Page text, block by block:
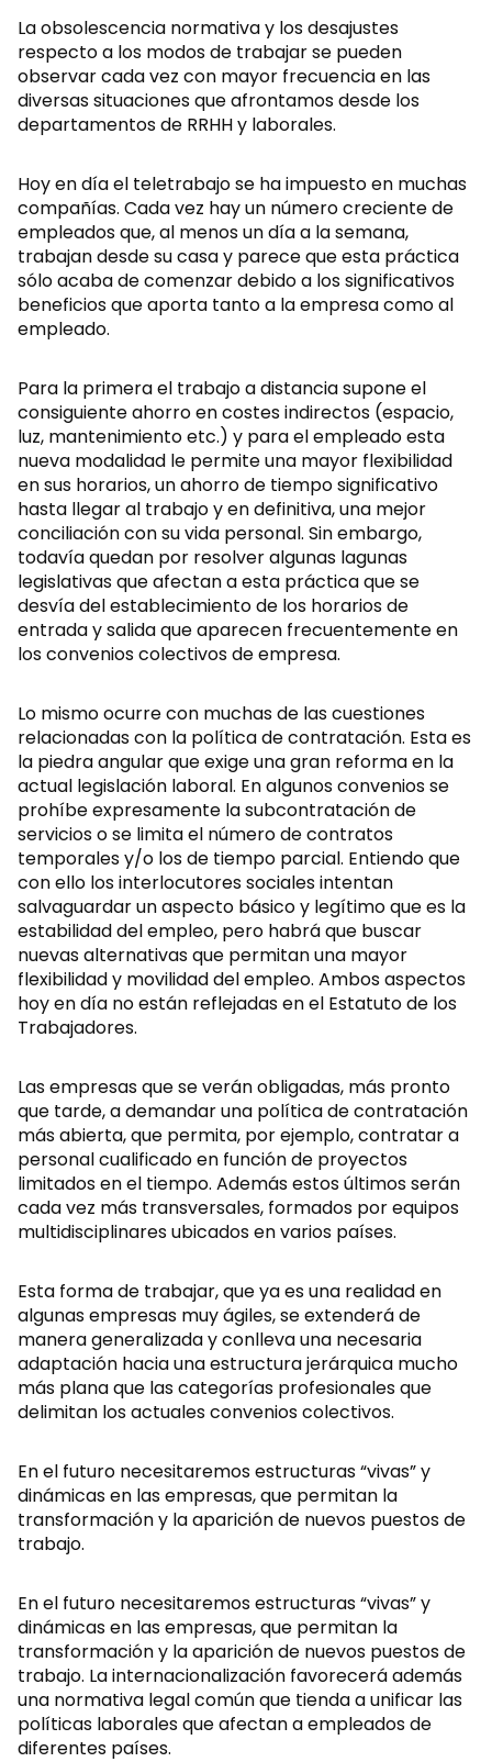
La obsolescencia normativa y los desajustes
respecto a los modos de trabajar se pueden
observar cada vez con mayor frecuencia en las
diversas situaciones que afrontamos desde los
departamentos de RRHH y laborales.
Hoy en día el teletrabajo se ha impuesto en muchas
compañías. Cada vez hay un número creciente de
empleados que, al menos un día a la semana,
trabajan desde su casa y parece que esta práctica
sólo acaba de comenzar debido a los significativos
beneficios que aporta tanto a la empresa como al
empleado.
Para la primera el trabajo a distancia supone el
consiguiente ahorro en costes indirectos (espacio,
luz, mantenimiento etc.) y para el empleado esta
nueva modalidad le permite una mayor flexibilidad
en sus horarios, un ahorro de tiempo significativo
hasta llegar al trabajo y en definitiva, una mejor
conciliación con su vida personal. Sin embargo,
todavía quedan por resolver algunas lagunas
legislativas que afectan a esta práctica que se
desvía del establecimiento de los horarios de
entrada y salida que aparecen frecuentemente en
los convenios colectivos de empresa.
Lo mismo ocurre con muchas de las cuestiones
relacionadas con la política de contratación. Esta es
la piedra angular que exige una gran reforma en la
actual legislación laboral. En algunos convenios se
prohíbe expresamente la subcontratación de
servicios o se limita el número de contratos
temporales y/o los de tiempo parcial. Entiendo que
con ello los interlocutores sociales intentan
salvaguardar un aspecto básico y legítimo que es la
estabilidad del empleo, pero habrá que buscar
nuevas alternativas que permitan una mayor
flexibilidad y movilidad del empleo. Ambos aspectos
hoy en día no están reflejadas en el Estatuto de los
Trabajadores.
Las empresas que se verán obligadas, más pronto
que tarde, a demandar una política de contratación
más abierta, que permita, por ejemplo, contratar a
personal cualificado en función de proyectos
limitados en el tiempo. Además estos últimos serán
cada vez más transversales, formados por equipos
multidisciplinares ubicados en varios países.
Esta forma de trabajar, que ya es una realidad en
algunas empresas muy ágiles, se extenderá de
manera generalizada y conlleva una necesaria
adaptación hacia una estructura jerárquica mucho
más plana que las categorías profesionales que
delimitan los actuales convenios colectivos.
En el futuro necesitaremos estructuras “vivas” y
dinámicas en las empresas, que permitan la
transformación y la aparición de nuevos puestos de
trabajo.
En el futuro necesitaremos estructuras “vivas” y
dinámicas en las empresas, que permitan la
transformación y la aparición de nuevos puestos de
trabajo. La internacionalización favorecerá además
una normativa legal común que tienda a unificar las
políticas laborales que afectan a empleados de
diferentes países.